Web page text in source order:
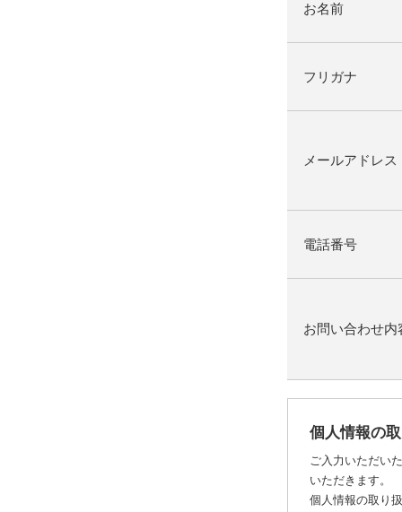
お名前
フリガナ
メールアドレス
電話番号
お問い合わせ内
個人情報の
ご入力いただい
いただきます。
個人情報の取り